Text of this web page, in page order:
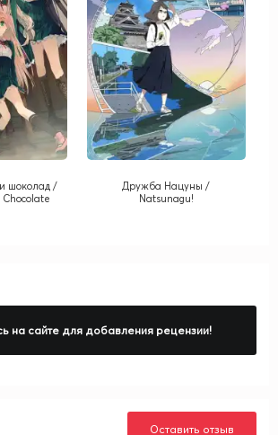
шоколад /
Chocolate
Дружба Нацуны /
Natsunagu!
на сайте для добавления рецензии!
Оставить отзыв